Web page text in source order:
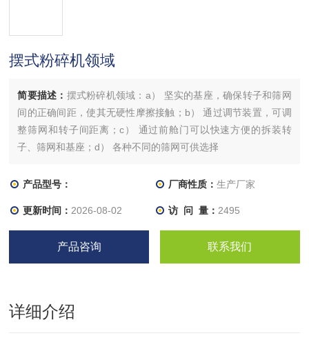
摆式粉碎机领域
简要描述： 摆式粉碎机领域：a） 坚实的基座，确保转子和筛网
间的正确间距，使其无硬性摩擦接触；b） 通过调节装置，可调
整筛网和转子间距离；c） 通过前舱门可以快速方便的拆装转
子、筛网和基座；d） 各种不同的筛网可供选择
产品型号： 厂商性质： 生产厂家
更新时间： 2026-08-02 访 问 量： 2495
产品咨询 联系我们
详细介绍